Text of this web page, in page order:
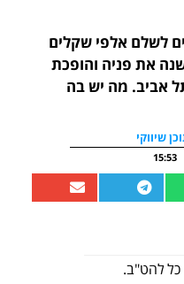
לשלם אלפי שקלים
את פניה והופכת
אביב. מה יש בה
שיווקי
15:53
כל להט"ב.